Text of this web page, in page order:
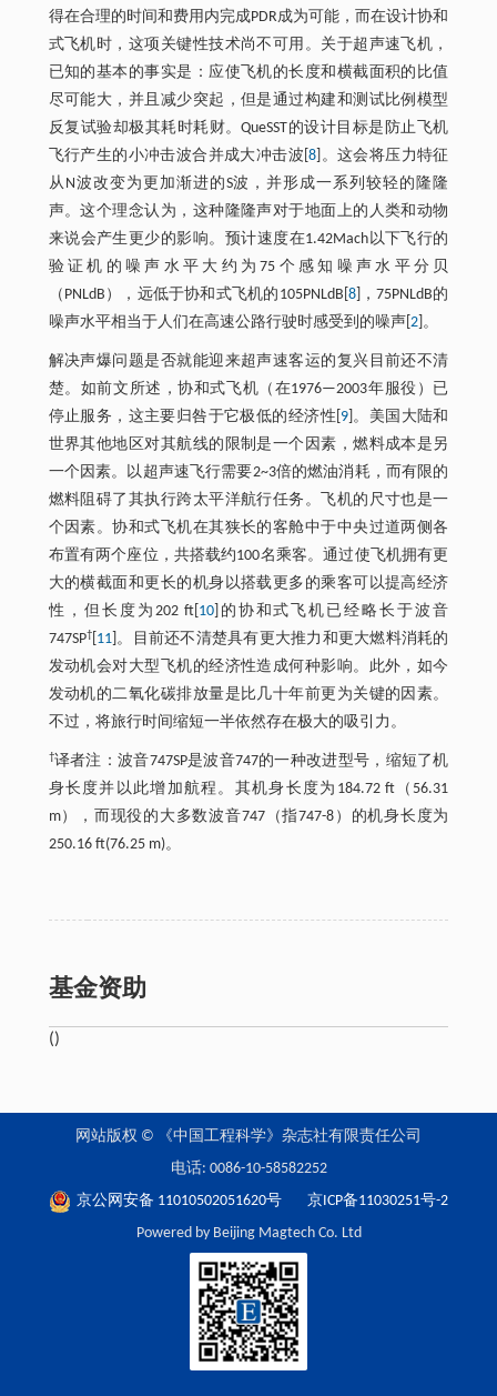
得在合理的时间和费用内完成PDR成为可能，而在设计协和
式飞机时，这项关键性技术尚不可用。关于超声速飞机，
已知的基本的事实是：应使飞机的长度和横截面积的比值
尽可能大，并且减少突起，但是通过构建和测试比例模型
反复试验却极其耗时耗财。QueSST的设计目标是防止飞机
飞行产生的小冲击波合并成大冲击波[8 ]。这会将压力特征
从N波改变为更加渐进的S波，并形成一系列较轻的隆隆
声。这个理念认为，这种隆隆声对于地面上的人类和动物
来说会产生更少的影响。预计速度在1.42Mach以下飞行的
验证机的噪声水平大约为75个感知噪声水平分贝
（PNLdB），远低于协和式飞机的105PNLdB[ 8]，75PNLdB的
噪声水平相当于人们在高速公路行驶时感受到的噪声[ 2]。
解决声爆问题是否就能迎来超声速客运的复兴目前还不清
楚。如前文所述，协和式飞机（在1976—2003年服役）已
停止服务，这主要归咎于它极低的经济性[ 9]。美国大陆和
世界其他地区对其航线的限制是一个因素，燃料成本是另
一个因素。以超声速飞行需要2~3倍的燃油消耗，而有限的
燃料阻碍了其执行跨太平洋航行任务。飞机的尺寸也是一
个因素。协和式飞机在其狭长的客舱中于中央过道两侧各
布置有两个座位，共搭载约100名乘客。通过使飞机拥有更
大的横截面和更长的机身以搭载更多的乘客可以提高经济
性，但长度为202 ft[ 10]的协和式飞机已经略长于波音
747SP† 11 ]。目前还不清楚具有更大推力和更大燃料消耗的
发动机会对大型飞机的经济性造成何种影响。此外，如今
发动机的二氧化碳排放量是比几十年前更为关键的因素。
不过，将旅行时间缩短一半依然存在极大的吸引力。
†译者注：波音747SP是波音747的一种改进型号，缩短了机
身长度并以此增加航程。其机身长度为184.72 ft（56.31
m），而现役的大多数波音747（指747-8）的机身长度为
250.16 ft(76.25 m)。
基金资助
()
网站版权 © 《中国工程科学》杂志社有限责任公司
电话: 0086-10-58582252
京公网安备 11010502051620号
京ICP备11030251号-2
Powered by Beijing Magtech Co. Ltd